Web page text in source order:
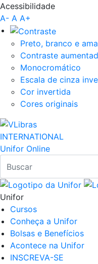
Pular para o Conteúdo
Acessibilidade
A- A A+
Preto, branco e
Contraste
Monocromático
Escala de cinza
Cor invertida
Cores originais
INTERNATIONAL
Unifor Online
Unifor
Cursos
Conheça a Unifor
Bolsas e Benefícios
Acontece na Unifor
INSCREVA-SE